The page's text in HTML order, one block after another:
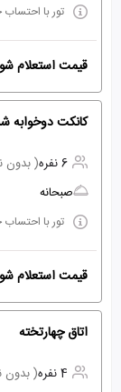
تور با
قیمت استعلام
کانکت
6 نفره
( بدون
صبحانه
تور با
قیمت استعلام
اتاق چهارتخته
4 نفره
( بدون